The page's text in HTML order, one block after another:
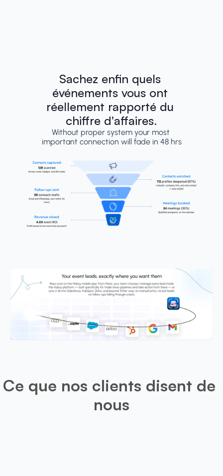
Sachez enfin quels
événements vous ont
réellement rapporté du
chiffre d'affaires.
Without proper system your most
important connection will fade in 48 hrs
Ce que nos clients disent de
nous